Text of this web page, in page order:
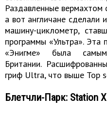
Раздавленные
а вот англичане сделали
машину-циклометр,
программы «Ультра». Эта
«Энигме» была
Британии.
гриф Ultra, что выше Top
Блетчли-Парк: Station X